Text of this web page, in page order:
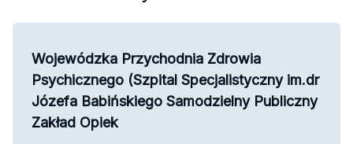
Wojewódzka Przychodnia Zdrowia
Psychicznego (Szpital Specjalistyczny im.dr
Józefa Babińskiego Samodzielny Publiczny
Zakład Opiek